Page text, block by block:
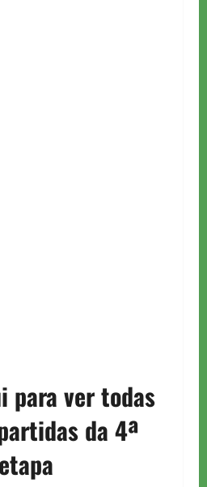
para ver todas
da 4ª
etapa